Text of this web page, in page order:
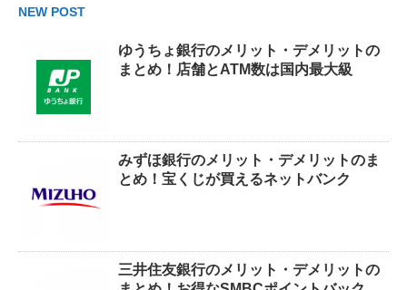
NEW POST
ゆうちょ銀行のメリット・デメリットの
まとめ！店舗とATM数は国内最大級
みずほ銀行のメリット・デメリットのま
とめ！宝くじが買えるネットバンク
三井住友銀行のメリット・デメリットの